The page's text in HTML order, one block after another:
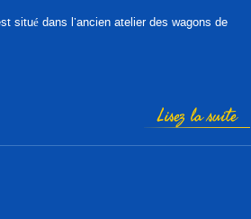
situé dans l’ancien atelier des wagons de
Lisez la suite